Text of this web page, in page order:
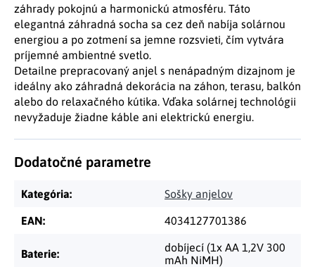
záhrady pokojnú a harmonickú atmosféru. Táto
elegantná záhradná socha sa cez deň nabíja solárnou
energiou a po zotmení sa jemne rozsvieti, čím vytvára
príjemné ambientné svetlo.
Detailne prepracovaný anjel s nenápadným dizajnom je
ideálny ako záhradná dekorácia na záhon, terasu, balkón
alebo do relaxačného kútika. Vďaka solárnej technológii
nevyžaduje žiadne káble ani elektrickú energiu.
Dodatočné parametre
Kategória: Sošky anjelov
EAN: 4034127701386
Baterie:
dobíjecí (1x AA 1,2V 300
mAh NiMH)